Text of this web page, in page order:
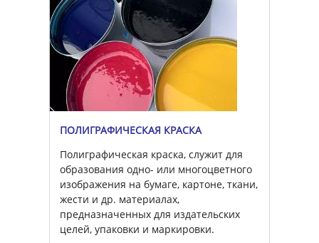
ПОЛИГРАФИЧЕСКАЯ КРАСКА
Полиграфическая краска, служит для
образования одно- или многоцветного
изображения на бумаге, картоне, ткани,
жести и др. материалах,
предназначенных для издательских
целей, упаковки и маркировки.